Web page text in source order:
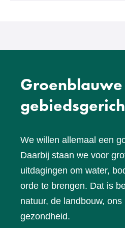
Groenblauwe
We willen allemaal een
Daarbij staan we voor
uitdagingen om water,
orde te brengen. Dat is
natuur, de landbouw,
gezondheid.